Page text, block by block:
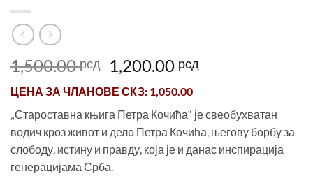
1,500.00рсд
Оригинална
је
била:
1,500.00 рсд.
1,200.00 рсдТренутна
1,200.00 рсд.
ЦЕНА ЗА ЧЛАНОВЕ СКЗ: 1,050.00
„Староставна књига Петра Кочића“ је свеобухватан
водич кроз живот и дело Петра Кочића, његову борбу за
слободу, истину и правду, која је и данас инспирација
генерацијама Срба.